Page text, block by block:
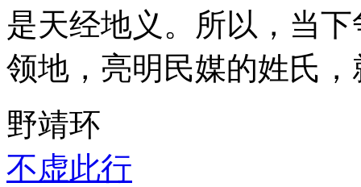
是天经地义。所以，当
领地，亮明民媒的姓氏
野靖环
不虚此行